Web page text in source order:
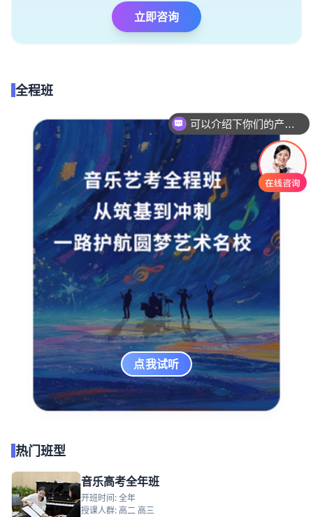
立即咨询
全程班
点我试听
热门班型
音乐高考全年班
开班时间: 全年
授课人群: 高二 高三